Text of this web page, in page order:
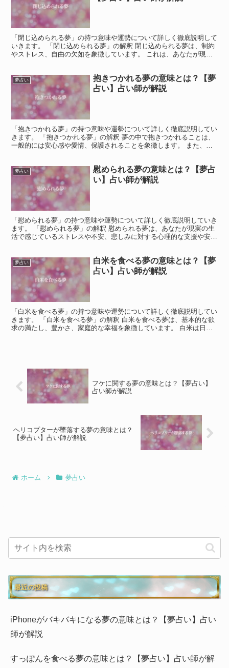
「閉じ込められる夢」の持つ意味や運勢について詳しく徹底説明して
いきます。 「閉じ込められる夢」の解釈 閉じ込められる夢は、制約
やストレス、自由の欠如を象徴しています。 これは、あなたが現実
夢占い
抱きつかれる夢の意味とは？【夢
占い】占い師が解説
「抱きつかれる夢」の持つ意味や運勢について詳しく徹底説明してい
きます。 「抱きつかれる夢」の解釈 夢の中で抱きつかれることは、
一般的には安心感や愛情、保護されることを象徴します。 また、あ
夢占い
慰められる夢の意味とは？【夢占
い】占い師が解説
「慰められる夢」の持つ意味や運勢について詳しく徹底説明していき
ます。 「慰められる夢」の解釈 慰められる夢は、あなたが現実の生
活で感じているストレスや不安、悲しみに対する心理的な支援や安ら
夢占い
白米を食べる夢の意味とは？【夢
占い】占い師が解説
「白米を食べる夢」の持つ意味や運勢について詳しく徹底説明してい
きます。 「白米を食べる夢」の解釈 白米を食べる夢は、基本的な欲
求の満たし、豊かさ、家庭的な幸福を象徴しています。 白米は日本
フケに関する夢の意味とは？【夢占い】
占い師が解説
ヘリコプターが墜落する夢の意味とは？
【夢占い】占い師が解説
ホーム 夢占い
最近の投稿
iPhoneがバキバキになる夢の意味とは？【夢占い】占い
師が解説
すっぽんを食べる夢の意味とは？【夢占い】占い師が解